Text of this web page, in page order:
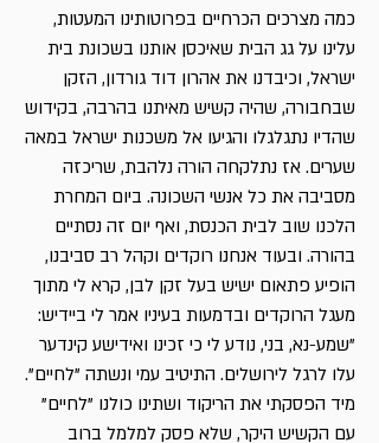
כמה מצרכים הכרחיים בפרוטותינו המעטות,
עלינו על גג הבית שאיכסן אותנו בשכונת בית
ישראל, וכיבדנו את אהרון דוד גורדון, הזקן
שבחבורה, שהיה קשיש מאיתנו בהרבה, בקידוש
שהדיו נתגלגלו והגיעו אל משכנות ישראל במאה
שערים. אז נתלקחה הורה נלהבת, שריכזה
מסביבה את כל אנשי השכונה. ביום המחרת
הלכנו שוב לבית הכנסת, ואף יום זה נסתיים
בהורה. ובעוד אנחנו רוקדים וקהל רב סביבנו,
הופיע פתאום ישיש בעל זקן לבן, קרא לי מתוך
מעגל הרוקדים ובדמעות בעיניו אמר לי ביידיש:
"שמע-נא, בני, נודע לי כי זכינו ואידישע קינדער
עלו לרגל לירושלים. התיטיב עמי ונשתה "לחיים".
מיד הפסקתי את הריקוד ושתינו כולנו "לחיים"
עם הקשיש היקר, שלא פסק למלמל ברוב